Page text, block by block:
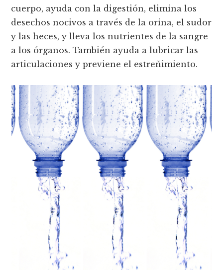
cuerpo, ayuda con la digestión, elimina los
desechos nocivos a través de la orina, el sudor
y las heces, y lleva los nutrientes de la sangre
a los órganos. También ayuda a lubricar las
articulaciones y previene el estreñimiento.